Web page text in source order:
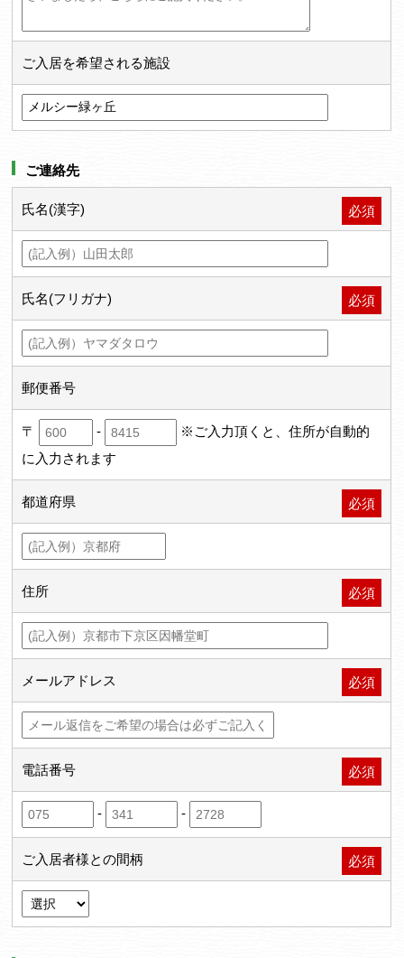
ご入居を希望される施設
ご連絡先
氏名(漢字) 必須
氏名(フリガナ) 必須
郵便番号
〒 -
※ご入力頂くと、住所が自動的
に入力されます
都道府県 必須
住所 必須
メールアドレス 必須
電話番号 必須
- -
ご入居者様との間柄 必須